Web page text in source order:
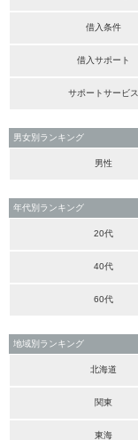
借入条件
借入サポート
サポートサービス
男女別ランキング
男性
年代別ランキング
20代
40代
60代
地域別ランキング
北海道
関東
東海